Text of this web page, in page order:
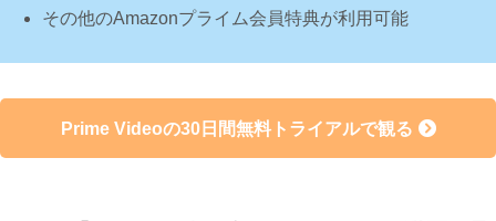
その他のAmazonプライム会員特典が利用可能
Prime Videoの30日間無料トライアルで観る